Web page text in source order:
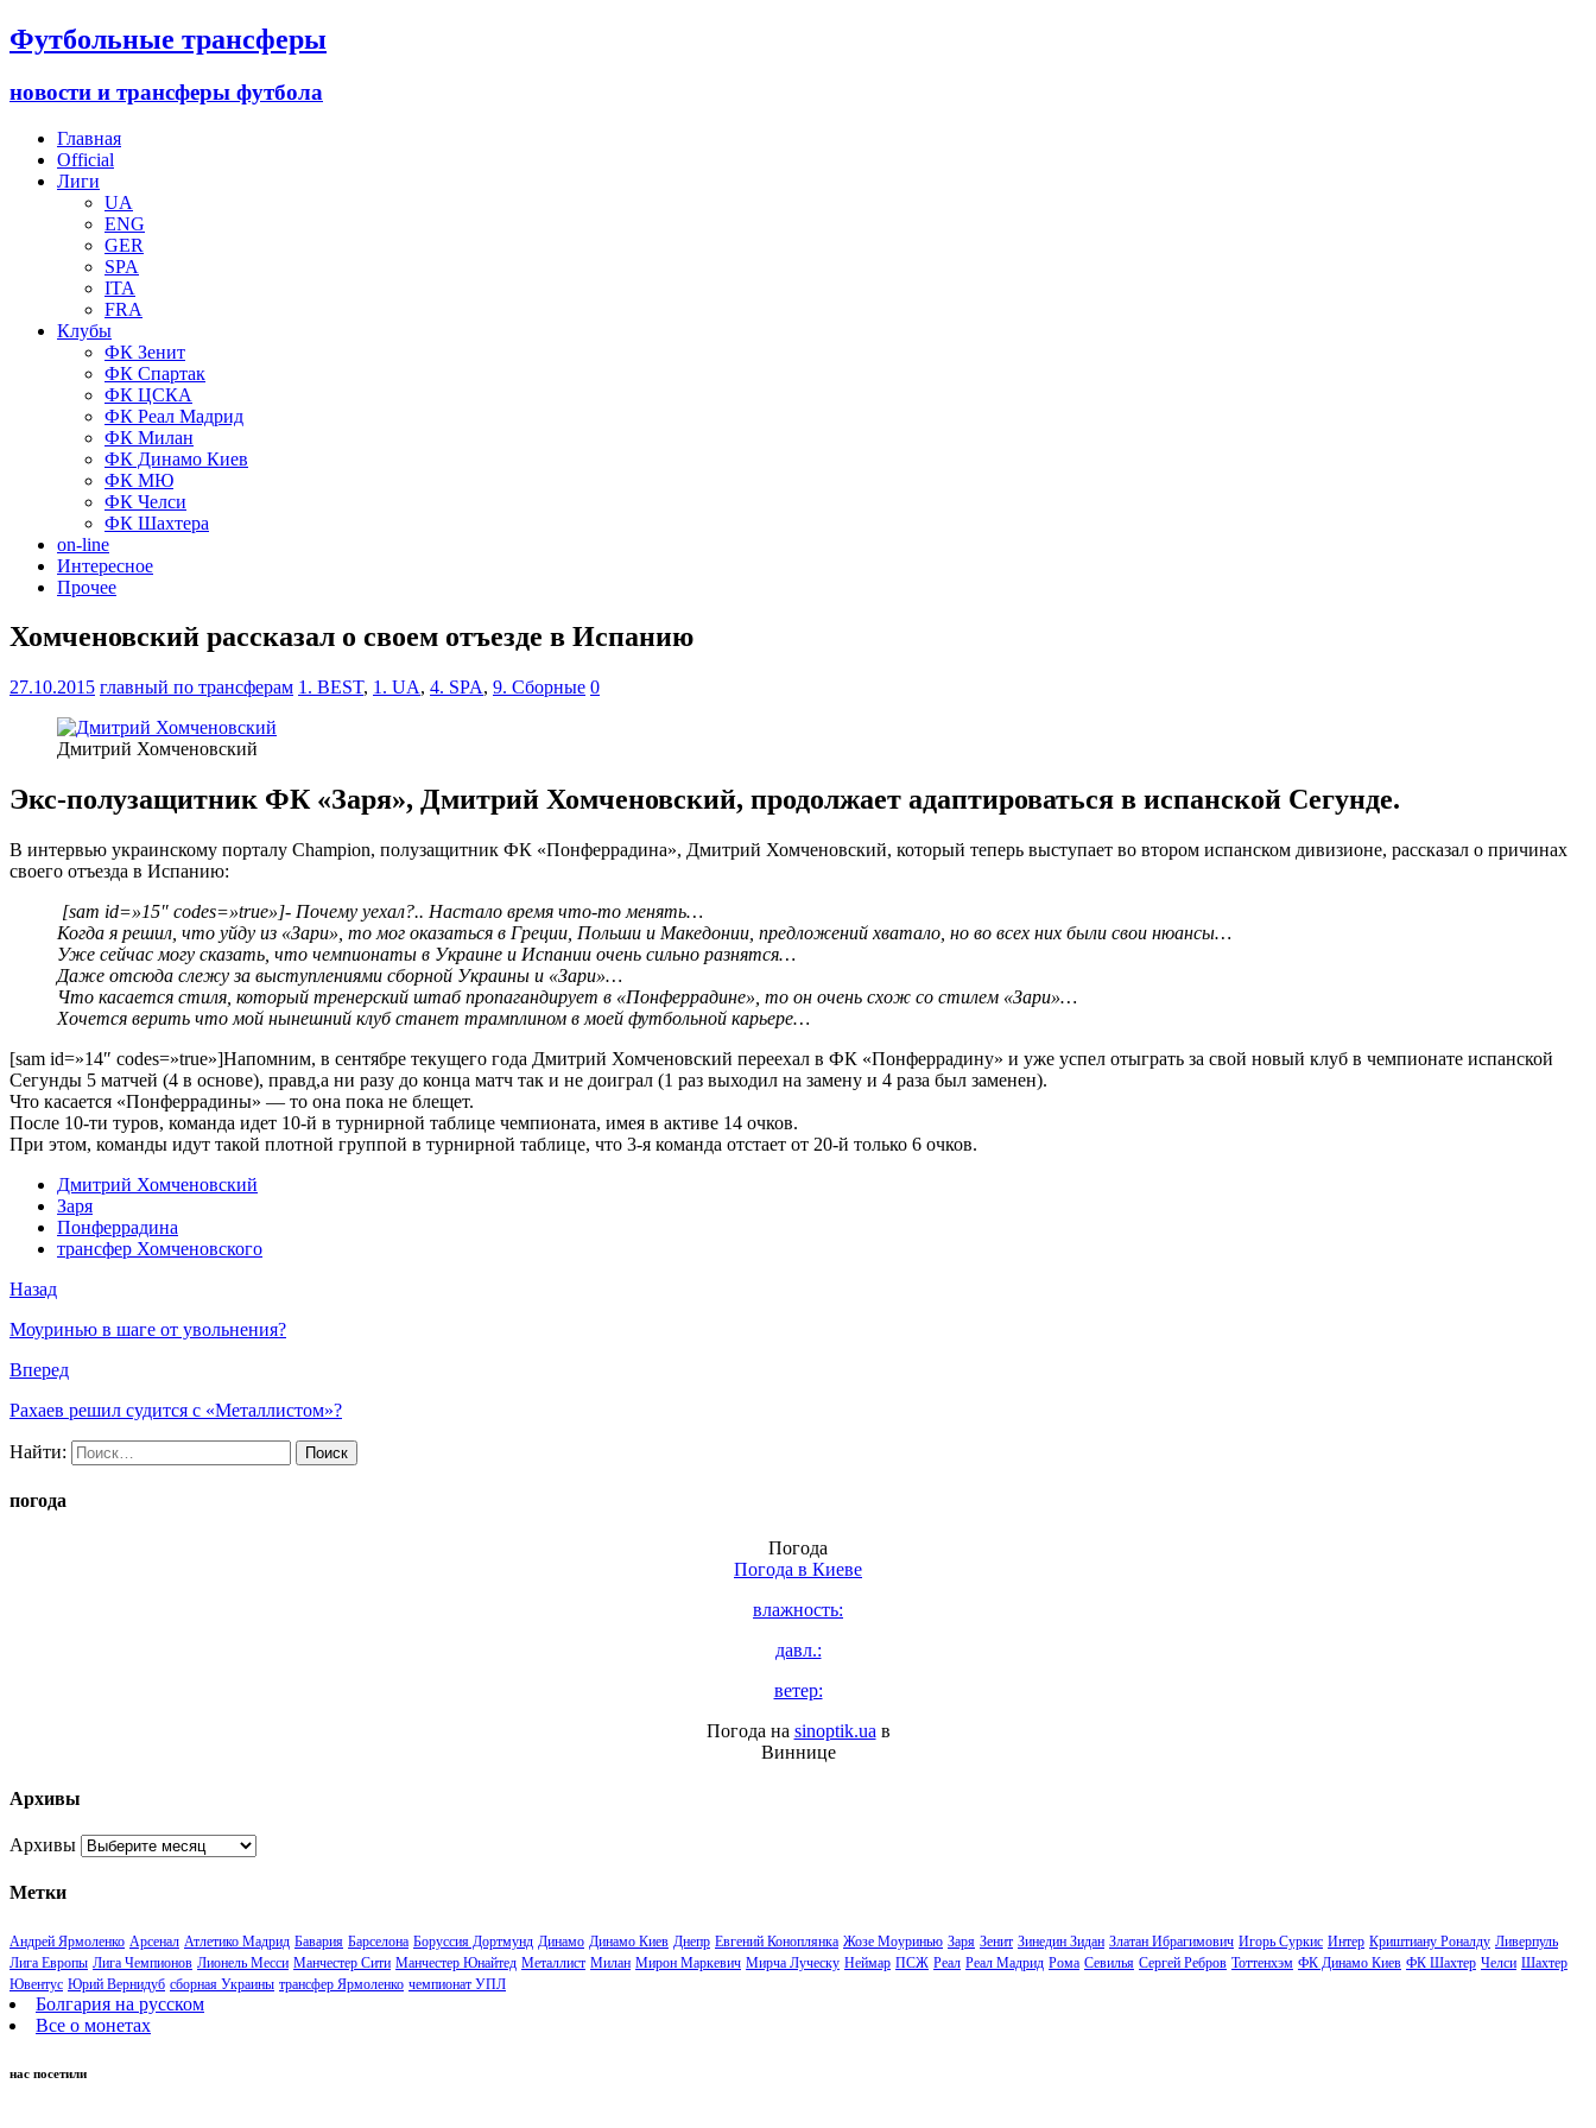
Футбольные трансферы
новости и трансферы футбола
Главная
Official
Лиги
UA
ENG
GER
SPA
ITA
FRA
Клубы
ФК Зенит
ФК Спартак
ФК ЦСКА
ФК Реал Мадрид
ФК Милан
ФК Динамо Киев
ФК МЮ
ФК Челси
ФК Шахтера
on-line
Интересное
Прочее
Хомченовский рассказал о своем отъезде в Испанию
27.10.2015 главный по трансферам 1. BEST, 1. UA, 4. SPA, 9. Сборные 0
Дмитрий Хомченовский
Экс-полузащитник ФК «Заря», Дмитрий Хомченовский, продолжает адаптироваться в испанской Сегунде.
В интервью украинскому порталу Сhampion, полузащитник ФК «Понферрадина», Дмитрий Хомченовский, который теперь выступает во втором испанском дивизионе, рассказал о причинах
своего отъезда в Испанию:
[sam id=»15″ codes=»true»]- Почему уехал?.. Настало время что-то менять…
Когда я решил, что уйду из «Зари», то мог оказаться в Греции, Польши и Македонии, предложений хватало, но во всех них были свои нюансы…
Уже сейчас могу сказать, что чемпионаты в Украине и Испании очень сильно разнятся…
Даже отсюда слежу за выступлениями сборной Украины и «Зари»…
Что касается стиля, который тренерский штаб пропагандирует в «Понферрадине», то он очень схож со стилем «Зари»…
Хочется верить что мой нынешний клуб станет трамплином в моей футбольной карьере…
[sam id=»14″ codes=»true»]Напомним, в сентябре текущего года Дмитрий Хомченовский переехал в ФК «Понферрадину» и уже успел отыграть за свой новый клуб в чемпионате испанской
Сегунды 5 матчей (4 в основе), правд,а ни разу до конца матч так и не доиграл (1 раз выходил на замену и 4 раза был заменен).
Что касается «Понферрадины» — то она пока не блещет.
После 10-ти туров, команда идет 10-й в турнирной таблице чемпионата, имея в активе 14 очков.
При этом, команды идут такой плотной группой в турнирной таблице, что 3-я команда отстает от 20-й только 6 очков.
Дмитрий Хомченовский
Заря
Понферрадина
трансфер Хомченовского
Назад
Моуринью в шаге от увольнения?
Вперед
Рахаев решил судится с «Металлистом»?
Найти:
погода
Погода
Погода в Киеве
влажность:
давл.:
ветер:
Погода на sinoptik.ua в
Виннице
Архивы
Архивы
Метки
Андрей Ярмоленко Арсенал Атлетико Мадрид Бавария Барселона Боруссия Дортмунд Динамо Динамо Киев Днепр Евгений Коноплянка Жозе Моуринью Заря Зенит Зинедин Зидан Златан Ибрагимович Игорь Суркис Интер Криштиану Роналду Ливерпуль
Лига Европы Лига Чемпионов Лионель Месси Манчестер Сити Манчестер Юнайтед Металлист Милан Мирон Маркевич Мирча Луческу Неймар ПСЖ Реал Реал Мадрид Рома Севилья Сергей Ребров Тоттенхэм ФК Динамо Киев ФК Шахтер Челси Шахтер
Ювентус Юрий Вернидуб сборная Украины трансфер Ярмоленко чемпионат УПЛ
Болгария на русском
Все о монетах
нас посетили